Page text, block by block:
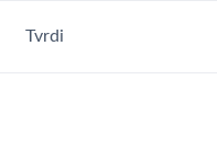
Tvrdi